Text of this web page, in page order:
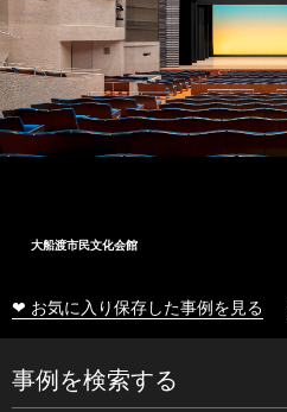
十和田市総合体育センター
❤ お気に入り保存した事例を見る
事例を検索する